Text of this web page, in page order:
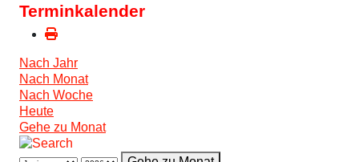
Terminkalender
Nach Jahr
Nach Monat
Nach Woche
Heute
Gehe zu Monat